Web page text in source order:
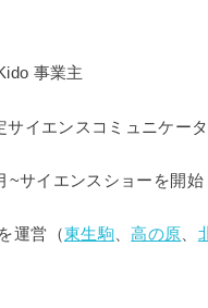
事業主
サイエンスコミュニケー
~サイエンスショーを開始
運営（東生駒 、高の原